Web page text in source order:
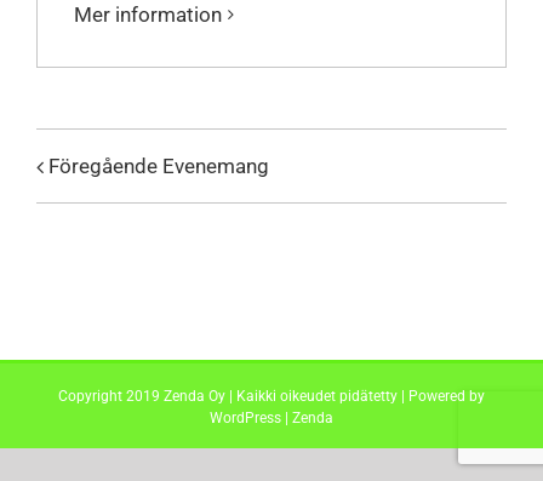
Mer information
Föregående Evenemang
Copyright 2019 Zenda Oy | Kaikki oikeudet pidätetty | Powered by
WordPress | Zenda